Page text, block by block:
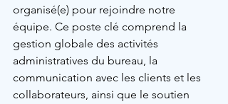
organisé(e) pour rejoindre notre
équipe. Ce poste clé comprend la
gestion globale des activités
administratives du bureau, la
communication avec les clients et les
collaborateurs, ainsi que le soutien